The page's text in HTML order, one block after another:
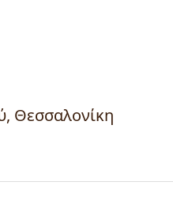
Θεσσαλονίκη